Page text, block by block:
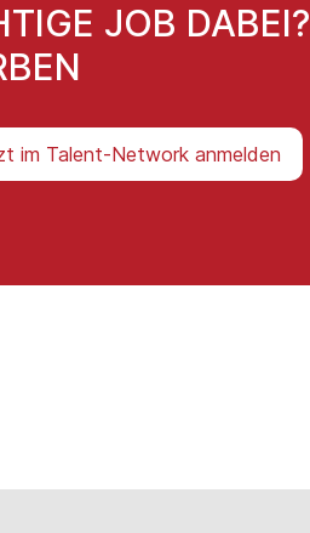
JOB DABEI?
im Talent-Network anmelden